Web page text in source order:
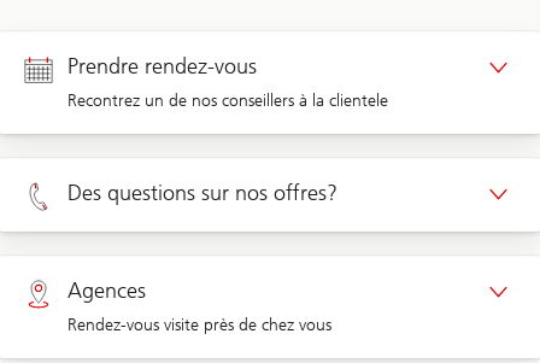
Prendre rendez-vous
Recontrez un de nos conseillers à la clientele
Rendez-vous Clients privé
Rendez-vous Clients d'entreprises
Des questions sur nos offres?
Privé 0800 002 556
Entreprises 0844 853 001
Agences
Rendez-vous visite près de chez vous